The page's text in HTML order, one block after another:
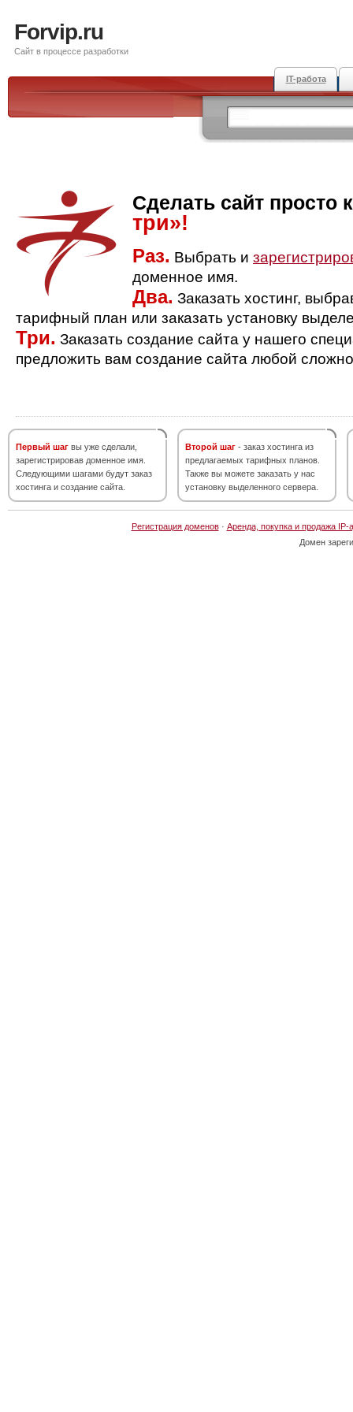
Forvip.ru
Сайт в процессе разработки
IT-работа
Сделать сайт просто
три»!
Раз. Выбрать и
доменное имя.
Два. Заказать хостинг,
тарифный план или заказать установку
Три. Заказать создание сайта у нашего
предложить вам создание сайта любой
Первый шаг вы уже сделали,
зарегистрировав доменное имя.
Следующими шагами будут заказ
хостинга и создание сайта.
Второй шаг - заказ хостинга из
предлагаемых тарифных планов.
Также вы можете заказать у нас
установку выделенного сервера.
Регистрация доменов· Аренда, покупка и продажа IP-
Домен